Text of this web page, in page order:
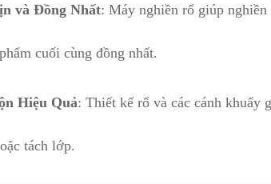
và Đồng Nhất: Máy nghiền rổ giúp nghiền
cuối cùng đồng nhất.
Hiệu Quả: Thiết kế rổ và các cánh khuấy
tách lớp.